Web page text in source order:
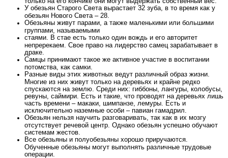
У обезьян Старого Света вырастает 32 зуба, в то время как у
обезьян Нового Света – 28.
Обезьяны живут парами, а также маленькими или большими
группами, называемыми
стаями. В стае есть только один вождь и его авторитет
непререкаем. Свое право на лидерство самец зарабатывает в
драке.
Самцы принимают такое же активное участие в воспитании
потомства, как самки.
Разные виды этих животных ведут различный образ жизни.
Многие из них живут только на деревьях и крайне редко
спускаются на землю. Среди них: гиббоны, лангуры, колобусы,
ревуны, саймири. Есть и такие, что проводят на деревьях лишь
часть времени – макаки, шимпанзе, лемуры. Есть и
исключительно наземные особи – павиан гамадрил.
Обезьян нельзя научить разговаривать, так как в их мозгу
отсутствует речевой центр. Однако обезьян успешно обучают
системам жестов.
Все обезьяны и полуобезьяны хорошо приручаются.
Обученные обезьяны могут выполнять различные трудовые
операции.